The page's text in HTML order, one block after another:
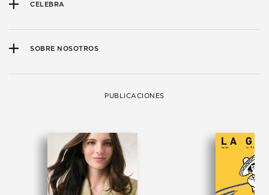
CELEBRA
SOBRE NOSOTROS
PUBLICACIONES